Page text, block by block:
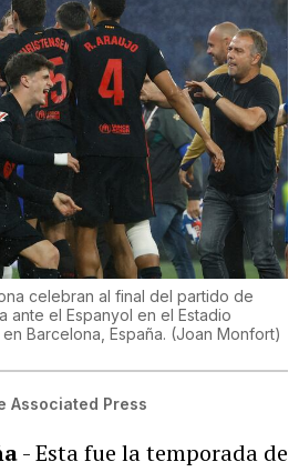
celebran al final del partido de
ante el Espanyol en el Estadio
Barcelona, España. (Joan Monfort)
Associated Press
- Esta fue la temporada de